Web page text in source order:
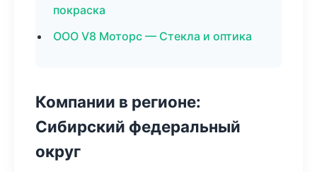
покраска
ООО V8 Моторс — Стекла и оптика
Компании в регионе:
Сибирский федеральный
округ